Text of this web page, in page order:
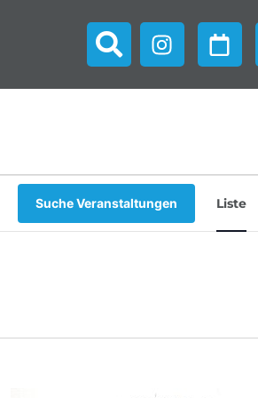
Suche Veranstaltungen Liste